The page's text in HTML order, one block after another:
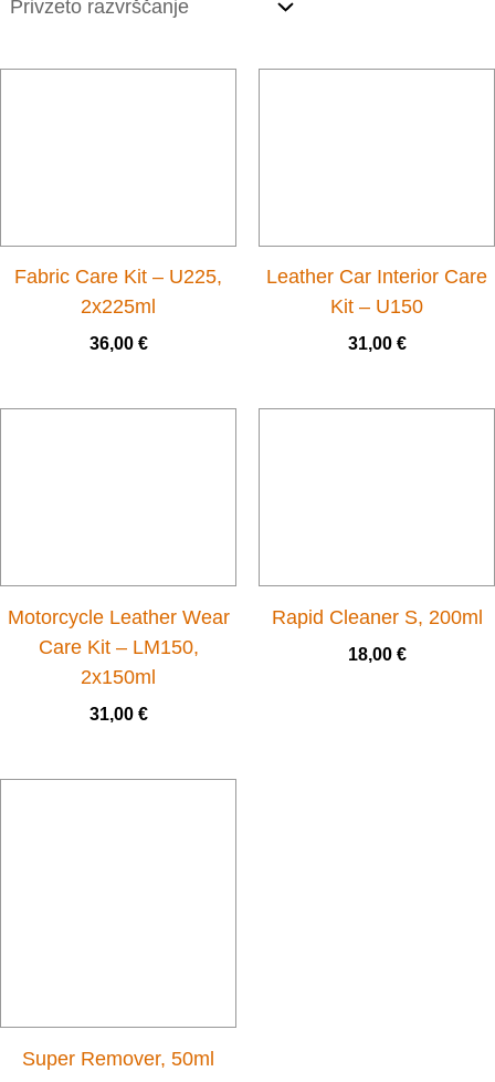
Fabric Care Kit – U225,
2x225ml
36,00 €
Leather Car Interior Care
Kit – U150
31,00 €
Motorcycle Leather Wear
Care Kit – LM150,
2x150ml
31,00 €
Rapid Cleaner S, 200ml
18,00 €
Super Remover, 50ml